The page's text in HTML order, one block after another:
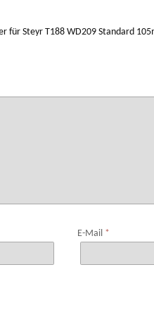
für Steyr T188 WD209 Standard
E-Mail *